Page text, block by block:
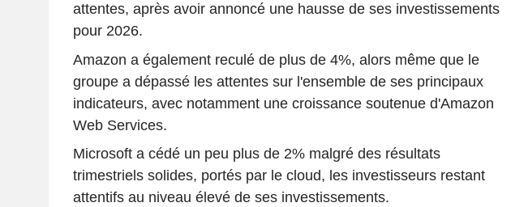
attentes, après avoir annoncé une hausse de ses investissements
pour 2026.
Amazon a également reculé de plus de 4%, alors même que le
groupe a dépassé les attentes sur l'ensemble de ses principaux
indicateurs, avec notamment une croissance soutenue d'Amazon
Web Services.
Microsoft a cédé un peu plus de 2% malgré des résultats
trimestriels solides, portés par le cloud, les investisseurs restant
attentifs au niveau élevé de ses investissements.